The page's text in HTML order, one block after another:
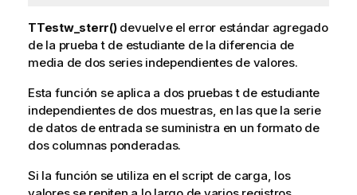
TTestw_sterr()devuelve el error estándar agregado
de la prueba t de estudiante de la diferencia de
media de dos series independientes de valores.
Esta función se aplica a dos pruebas t de estudiante
independientes de dos muestras, en las que la serie
de datos de entrada se suministra en un formato de
dos columnas ponderadas.
Si la función se utiliza en el script de carga, los